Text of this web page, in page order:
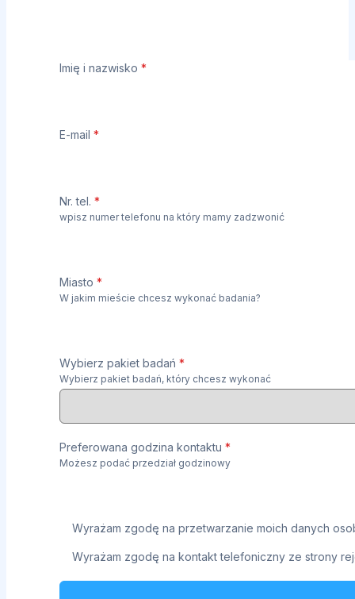
Imię i nazwisko*
E-mail*
Nr. tel.*
wpisz numer telefonu na który mamy zadzwonić
Miasto*
W jakim mieście chcesz wykonać badania?
Wybierz pakiet badań*
Wybierz pakiet badań, który chcesz wykonać
Preferowana godzina kontaktu*
Możesz podać przedział godzinowy
Wyrażam zgodę na przetwarzanie moich danych
Wyrażam zgodę na kontakt telefoniczny ze strony